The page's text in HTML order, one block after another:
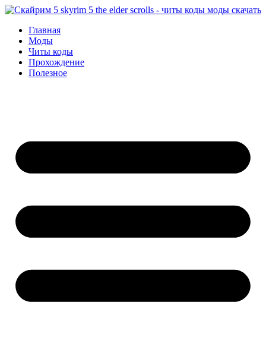
Перейти
содержимому
Главная
Моды
Читы коды
Прохождение
Полезное